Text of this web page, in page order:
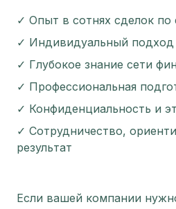
✓ Опыт в сотнях сделок
✓ Индивидуальный
✓ Глубокое знание сети
✓ Профессиональная
✓ Конфиденциальность и
✓ Сотрудничество,
результат
Если вашей компании